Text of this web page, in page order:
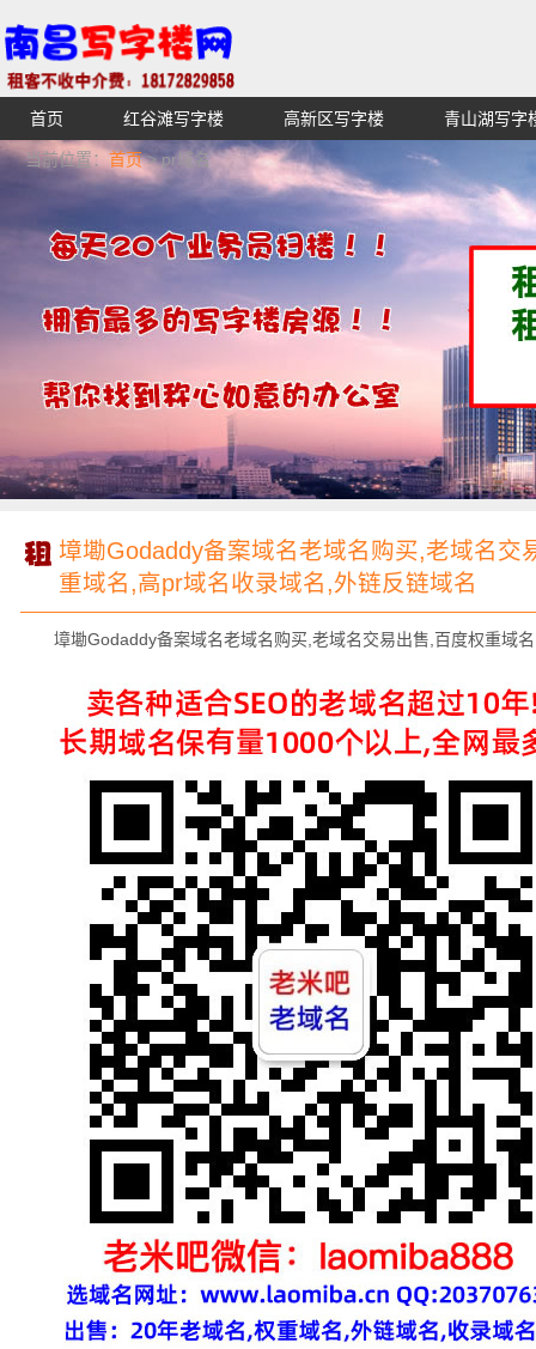
【不收中介费】南昌写字楼出租租赁招租出售,找高端高
湖青云谱写字楼
首页 红谷滩写字楼 高新区写字楼 青山湖写字
当前位置： 首页> pr域名
墇墈Godaddy备案域名老域名购买,老域名交
重域名,高pr域名收录域名,外链反链域名
墇墈Godaddy备案域名老域名购买,老域名交易出售,百度权重域